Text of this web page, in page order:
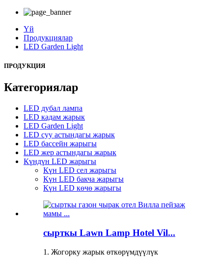
Үй
Продукциялар
LED Garden Light
ПРОДУКЦИЯ
Категориялар
LED дубал лампа
LED кадам жарык
LED Garden Light
LED суу астындагы жарык
LED бассейн жарыгы
LED жер астындагы жарык
Күндүн LED жарыгы
Күн LED сел жарыгы
Күн LED бакча жарыгы
Күн LED көчө жарыгы
сырткы Lawn Lamp Hotel Vil...
1. Жогорку жарык өткөрүмдүүлүк